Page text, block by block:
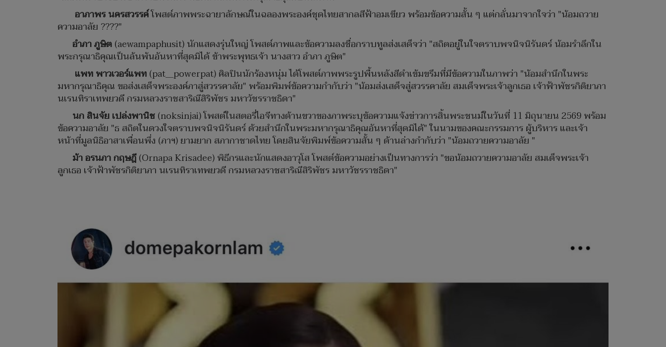
อาภาพร นครสวรรค์โพสต์ภาพพระฉายาลักษณ์ในฉลองพระองค์ชุดไทยสากลสีฟ้าอมเขียว พร้อมข้อความสั้น ๆ แต่กลั่นมาจากใจว่า "น้อมถวาย
ความอาลัย ????"
อำภา ภูษิต(aewampaphusit) นักแสดงรุ่นใหญ่ โพสต์ภาพและข้อความลงชื่อกราบทูลส่งเสด็จว่า "สถิตอยู่ในใจตราบพจนิจนิรันดร์ น้อมรำลึกใน
พระกรุณาธิคุณเป็นล้นพ้นอันหาที่สุดมิได้ ข้าพระพุทธเจ้า นางสาว อำภา ภูษิต"
แพท พาวเวอร์แพท(pat__powerpat) ศิลปินนักร้องหนุ่ม ได้โพสต์ภาพพระรูปพื้นหลังสีดำเข้มขรึมที่มีข้อความในภาพว่า "น้อมสำนึกในพระ
มหากรุณาธิคุณ ขอส่งเสด็จพระองค์ภาสู่สวรรคาลัย" พร้อมพิมพ์ข้อความกำกับว่า "น้อมส่งเสด็จสู่สวรรคาลัย สมเด็จพระเจ้าลูกเธอ เจ้าฟ้าพัชรกิติยาภา
นเรนทิราเทพยวดี กรมหลวงราชสาริณีสิริพัชร มหาวัชรราชธิดา"
นก สินจัย เปล่งพานิช(noksinjai) โพสต์ในสตอรี่ไอจีทางด้านขวาของภาพระบุข้อความแจ้งข่าวการสิ้นพระชนม์ในวันที่ 11 มิถุนายน 2569 พร้อม
ข้อความอาลัย "ธ สถิตในดวงใจตราบพจนิจนิรันดร์ ด้วยสำนึกในพระมหากรุณาธิคุณอันหาที่สุดมิได้" ในนามของคณะกรรมการ ผู้บริหาร และเจ้า
หน้าที่มูลนิธิอาสาเพื่อนพึ่ง (ภาฯ) ยามยาก สภากาชาดไทย โดยสินจัยพิมพ์ข้อความสั้น ๆ ด้านล่างกำกับว่า "น้อมถวายความอาลัย "
ม้า อรนภา กฤษฎี(Ornapa Krisadee) พิธีกรและนักแสดงอาวุโส โพสต์ข้อความอย่างเป็นทางการว่า "ขอน้อมถวายความอาลัย สมเด็จพระเจ้า
ลูกเธอ เจ้าฟ้าพัชรกิติยาภา นเรนทิราเทพยวดี กรมหลวงราชสาริณีสิริพัชร มหาวัชรราชธิดา"